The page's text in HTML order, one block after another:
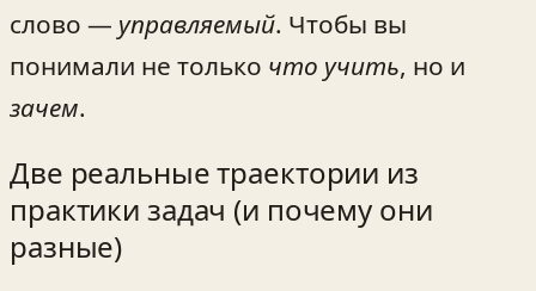
слово — управляемый. Чтобы вы
понимали не только что учить, но и
зачем.
Две реальные траектории из
практики задач (и почему они
разные)